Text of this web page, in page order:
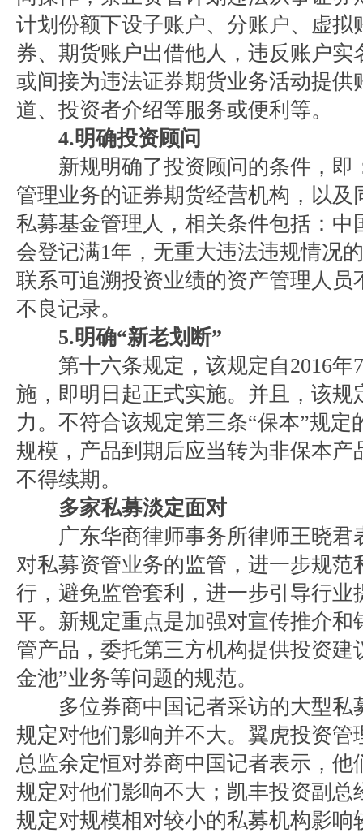
计划份额下设子账户、分账户、虚拟
券、期货账户出借他人，违反账户实
或间接为违法证券期货业务活动提供
道、投资者介绍等服务或便利等。
4.明确投资顾问
新规明确了投资顾问的条件，即
管理业务的证券期货经营机构，以及
私募基金管理人，相关条件包括：中
会登记满1年，无重大违法违规情况
联系可追溯投资业绩的资产管理人员
不良记录。
5.明确“新老划断”
第十六条规定，该规定自2016年7
施，即明日起正式实施。并且，该规
力。不符合该规定第三条“保本”规定
规模，产品到期后应当转为非保本产
不得续期。
多家私募淡定面对
广东华商律师事务所律师王晓君
对私募资管业务的监管，进一步规范
行，避免监管套利，进一步引导行业
平。新规定重点是加强对宣传推介和
管产品，委托第三方机构提供投资建
金池”业务等问题的规范。
多位券商中国记者采访的大型私
规定对他们影响并不大。翼虎投资管
总监余定恒对券商中国记者表示，他
规定对他们影响不大；凯丰投资副总
规定对规模相对较小的私募机构影响